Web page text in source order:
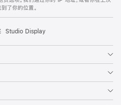
了你的位置。
Studio Display